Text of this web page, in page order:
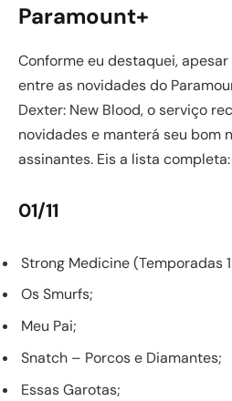
Paramount+
Conforme eu destaquei,
entre as novidades do
Dexter: New Blood, o serviço
novidades e manterá seu bom
assinantes. Eis a lista completa:
01/11
Strong Medicine (Temporadas
Os Smurfs;
Meu Pai;
Snatch – Porcos e Diamantes;
Essas Garotas;